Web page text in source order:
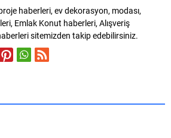
haberleri, ev dekorasyon, modası,
Emlak Konut haberleri, Alışveriş
sitemizden takip edebilirsiniz.